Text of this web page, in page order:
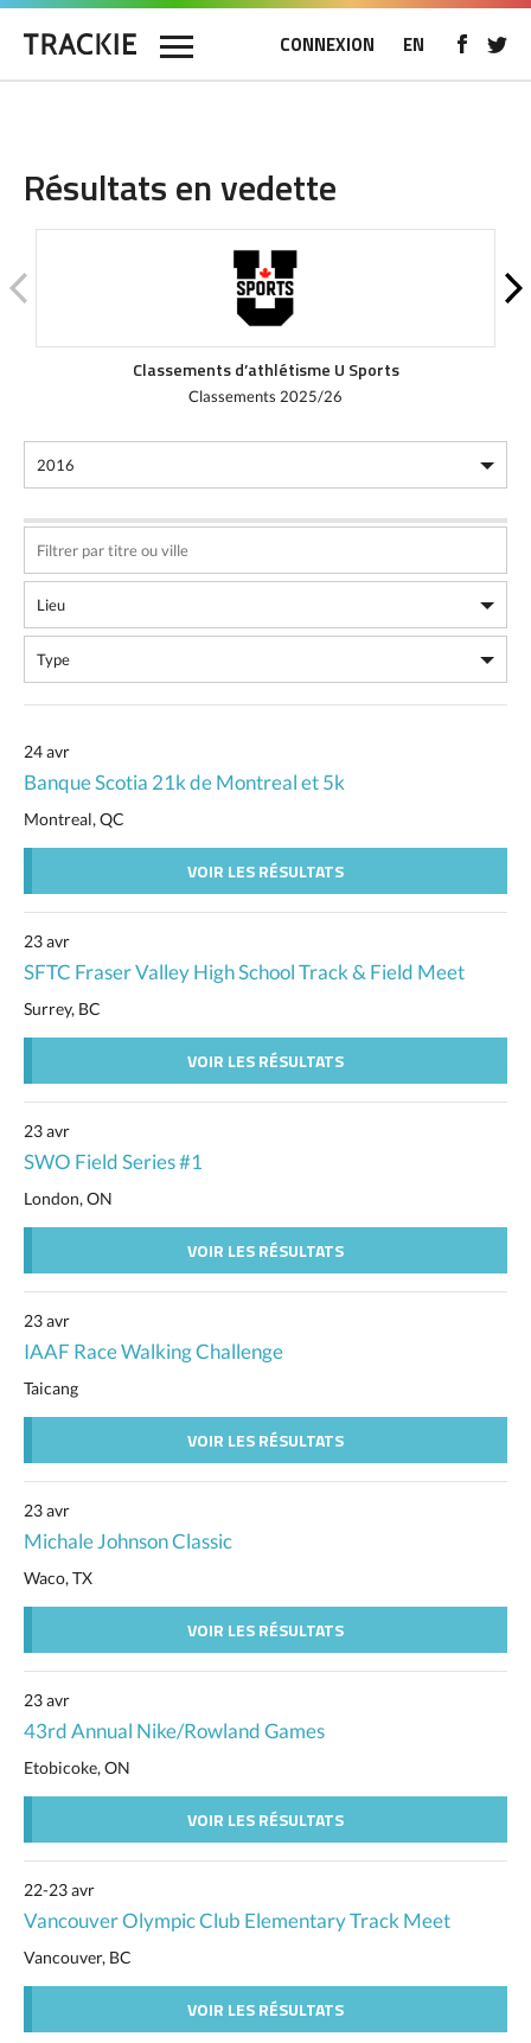
CONNEXION EN
Résultats en vedette
Classements d’athlétisme U Sports
Classements 2025/26
24 avr
Banque Scotia 21k de Montreal et 5k
Montreal, QC
VOIR LES RÉSULTATS
23 avr
SFTC Fraser Valley High School Track & Field Meet
Surrey, BC
VOIR LES RÉSULTATS
23 avr
SWO Field Series #1
London, ON
VOIR LES RÉSULTATS
23 avr
IAAF Race Walking Challenge
Taicang
VOIR LES RÉSULTATS
23 avr
Michale Johnson Classic
Waco, TX
VOIR LES RÉSULTATS
23 avr
43rd Annual Nike/Rowland Games
Etobicoke, ON
VOIR LES RÉSULTATS
22-23 avr
Vancouver Olympic Club Elementary Track Meet
Vancouver, BC
VOIR LES RÉSULTATS